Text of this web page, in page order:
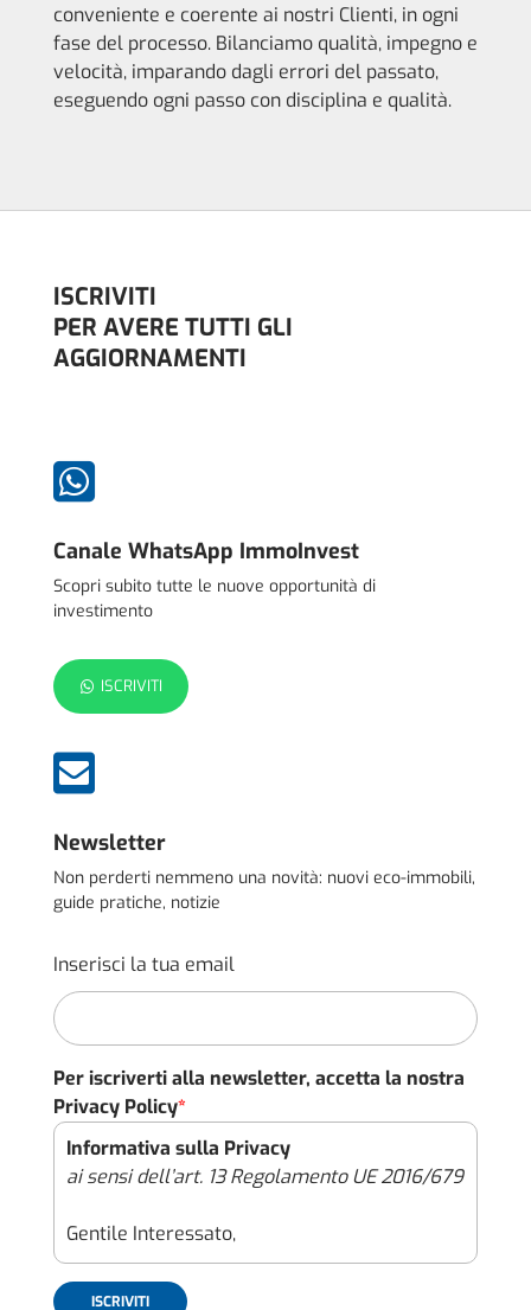
conveniente e coerente ai nostri Clienti, in ogni
fase del processo. Bilanciamo qualità, impegno e
velocità, imparando dagli errori del passato,
eseguendo ogni passo con disciplina e qualità.
ISCRIVITI
PER AVERE TUTTI GLI
AGGIORNAMENTI

Canale WhatsApp ImmoInvest
Scopri subito tutte le nuove opportunità di
investimento
ISCRIVITI

Newsletter
Non perderti nemmeno una novità: nuovi eco-immobili,
guide pratiche, notizie
Inserisci la tua email
Per iscriverti alla newsletter, accetta la nostra
Privacy Policy*
Informativa sulla Privacy
ai sensi dell’art. 13 Regolamento UE 2016/679
Gentile Interessato,
con il presente documento (l’“Informativa”),